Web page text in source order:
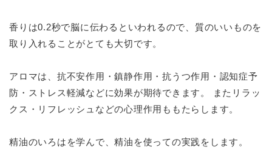
香りは0.2秒で脳に伝わるといわれるので、質のいいものを
取り入れることがとても大切です。
アロマは、抗不安作用・鎮静作用・抗うつ作用・認知症予
防・ストレス軽減などに効果が期待できます。 またリラッ
クス・リフレッシュなどの心理作用ももたらします。
精油のいろはを学んで、精油を使っての実践をします。